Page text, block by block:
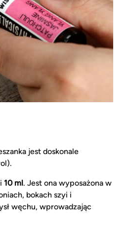
jest doskonale
10 ml. Jest ona wyposażona w
bokach szyi i
węchu, wprowadzając